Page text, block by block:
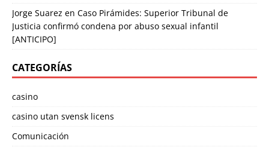
Jorge Suarez en Caso Pirámides: Superior Tribunal de
Justicia confirmó condena por abuso sexual infantil
[ANTICIPO]
CATEGORÍAS
casino
casino utan svensk licens
Comunicación